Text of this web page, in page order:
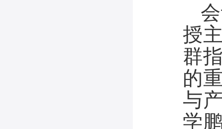
授
群
的
与
学